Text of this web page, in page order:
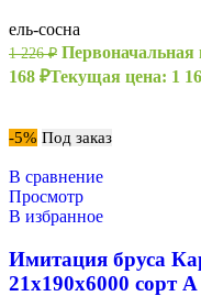
ель-сосна
1 226₽ Первоначальная
168 ₽Текущая цена: 1
-5% Под заказ
В сравнение
Просмотр
В избранное
Имитация бруса
21х190х6000 сорт А